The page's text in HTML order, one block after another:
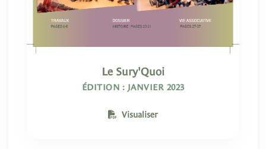
Le Sury'Quoi
ÉDITION : JANVIER 2023
Visualiser